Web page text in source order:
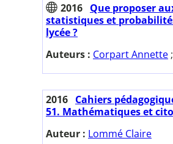
2016 Que proposer
statistiques et
lycée ?
Auteurs : Corpart Annette ;
2016 Cahiers
51. Mathématiques et
Auteur : Lommé Claire